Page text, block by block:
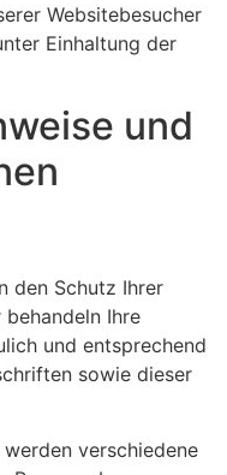
Websitebesucher
Einhaltung der
und
den Schutz Ihrer
Ihre
und entsprechend
sowie dieser
verschiedene